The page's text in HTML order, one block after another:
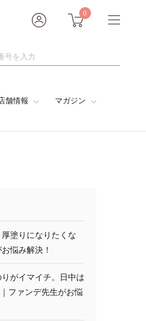
0
舗情報 マガジン
塗りになりたくな
悩み解決！
がイマイチ。日中は
ファンデ先生がお悩